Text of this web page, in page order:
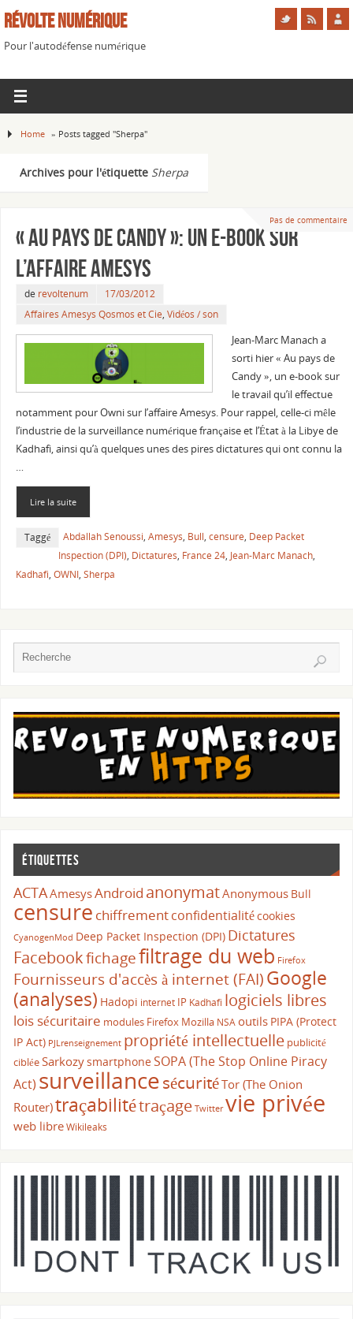
Révolte Numérique
Pour l'autodéfense numérique
Home » Posts tagged "Sherpa"
Archives pour l'étiquette Sherpa
Pas de commentaire
« Au pays de Candy »: un e-book sur
l’affaire Amesys
de revoltenum
17/03/2012
Affaires Amesys Qosmos et Cie, Vidéos / son
Jean-Marc Manach a
sorti hier « Au pays de
Candy », un e-book sur
le travail qu’il effectue
notamment pour Owni sur l’affaire Amesys. Pour rappel, celle-ci mêle
l’industrie de la surveillance numérique française et l’État à la Libye de
Kadhafi, ainsi qu’à quelques unes des pires dictatures qui ont connu la
…
Lire la suite
Taggé Abdallah Senoussi, Amesys, Bull, censure, Deep Packet
Inspection (DPI), Dictatures, France 24, Jean-Marc Manach,
Kadhafi, OWNI, Sherpa
Étiquettes
ACTAAmesysAndroid anonymatAnonymous Bull
censure chiffrementconfidentialitécookies
CyanogenMod Deep Packet Inspection (DPI) Dictatures
Facebookfichagefiltrage du web Firefox
Fournisseurs d'accès à internet (FAI)Google
(analyses) Hadopi internet IP Kadhafi logiciels libres
lois sécuritaire modules Firefox Mozilla NSA outils PIPA (Protect
IP Act) PJLrenseignement propriété intellectuelle publicité
cibléeSarkozysmartphoneSOPA (The Stop Online Piracy
Act) surveillancesécuritéTor (The Onion
Router)traçabilitétraçage Twitter vie privée
web libreWikileaks